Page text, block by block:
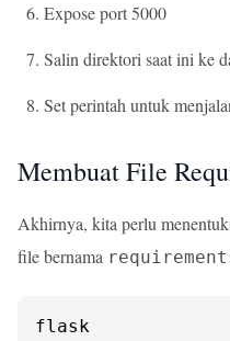
Expose port 5000
Salin direktori saat ini ke
Set perintah untuk
Membuat File
Akhirnya, kita perlu
file bernama
flask